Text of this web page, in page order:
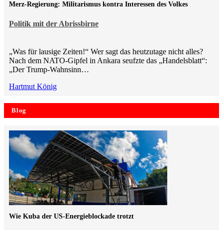
Politik mit der Abrissbirne
Merz-Regierung: Militarismus kontra Inte­ressen des Volkes
„Was für lausige Zeiten!“ Wer sagt das heutzutage nicht alles?
Nach dem NATO-Gipfel in Ankara seufzte das „Handelsblatt“:
„Der Trump-Wahnsinn…
Hartmut König
Blog
Wie Kuba der US-Energieblockade trotzt